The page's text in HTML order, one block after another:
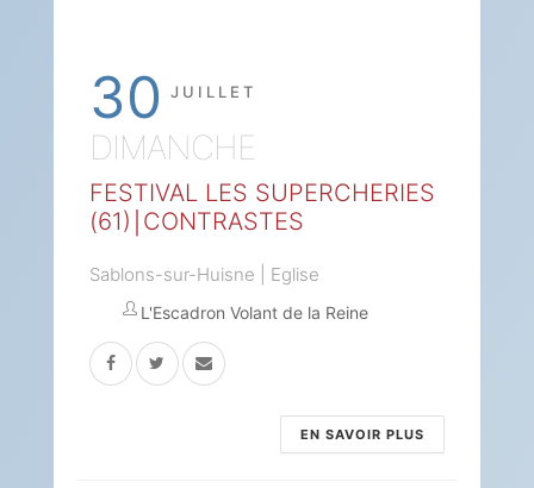
30 JUILLET
DIMANCHE
FESTIVAL LES SUPERCHERIES
(61)￨CONTRASTES
Sablons-sur-Huisne | Eglise
L'Escadron Volant de la Reine
EN SAVOIR PLUS